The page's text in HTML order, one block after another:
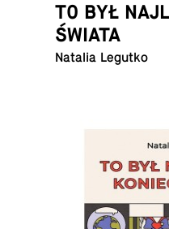
TO BYŁ
ŚWIATA
Natalia Legutko